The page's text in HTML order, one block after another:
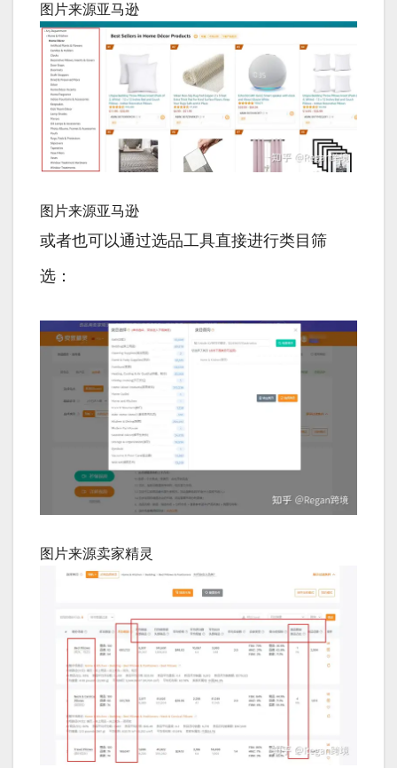
图片来源亚马逊
图片来源亚马逊
或者也可以通过选品工具直接进行类目筛
选：
图片来源卖家精灵